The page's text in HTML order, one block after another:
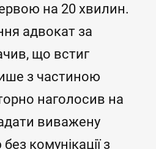
на 20 хвилин.
адвокат за
що встиг
з частиною
наголосив на
виважену
комунікації з